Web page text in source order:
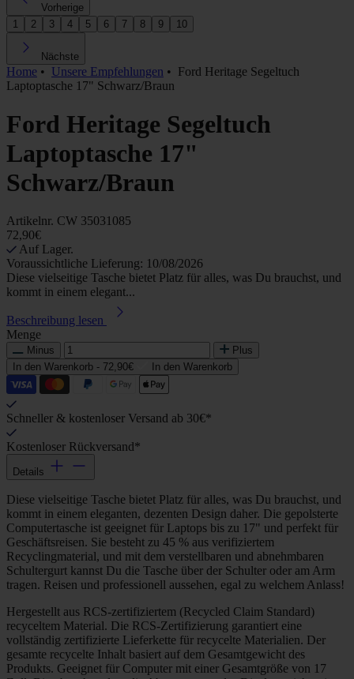
Vorherige
1
2 3 4 5 6 7 8 9 10
Nächste
Home • Unsere Empfehlungen • Ford Heritage Segeltuch
Laptoptasche 17" Schwarz/Braun
Ford Heritage Segeltuch
Laptoptasche 17"
Schwarz/Braun
Artikelnr. CW 35031085
72,90€
Auf Lager.
Voraussichtliche Lieferung: 10/08/2026
Diese vielseitige Tasche bietet Platz für alles, was Du brauchst, und
kommt in einem elegant...
Beschreibung lesen
Menge
Minus
Plus
In den Warenkorb - 72,90€ In den Warenkorb
Schneller & kostenloser Versand ab 30€*
Kostenloser Rückversand*
Details
Diese vielseitige Tasche bietet Platz für alles, was Du brauchst, und
kommt in einem eleganten, dezenten Design daher. Die gepolsterte
Computertasche ist geeignet für Laptops bis zu 17" und perfekt für
Geschäftsreisen. Sie besteht zu 45 % aus verifiziertem
Recyclingmaterial, und mit dem verstellbaren und abnehmbaren
Schultergurt kannst Du die Tasche über der Schulter oder am Arm
tragen. Reisen und professionell aussehen, egal zu welchem Anlass!
Hergestellt aus RCS-zertifiziertem (Recycled Claim Standard)
recyceltem Material. Die RCS-Zertifizierung garantiert eine
vollständig zertifizierte Lieferkette für recycelte Materialien. Der
gesamte recycelte Inhalt basiert auf dem Gesamtgewicht des
Produkts. Geeignet für Computer mit einer Gesamtgröße von 17